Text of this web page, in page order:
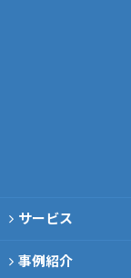
サービス
事例紹介